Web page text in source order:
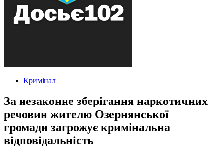
Кримінал
За незаконне зберігання наркотичних
речовин жителю Озернянської
громади загрожує кримінальна
відповідальність